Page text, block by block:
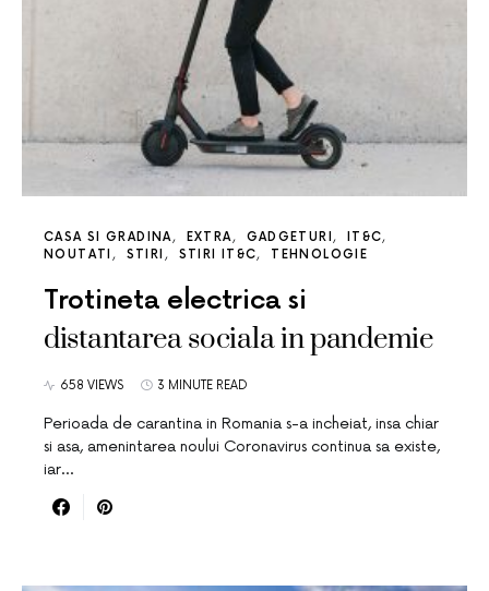
CASA SI GRADINA EXTRA GADGETURI
IT&C
NOUTATI
STIRI STIRI IT&C TEHNOLOGIE
Trotineta electrica si
distantarea sociala in pandemie
658 VIEWS 3 MINUTE READ
Perioada de carantina in Romania s-a incheiat, insa chiar
si asa, amenintarea noului Coronavirus continua sa existe,
iar…